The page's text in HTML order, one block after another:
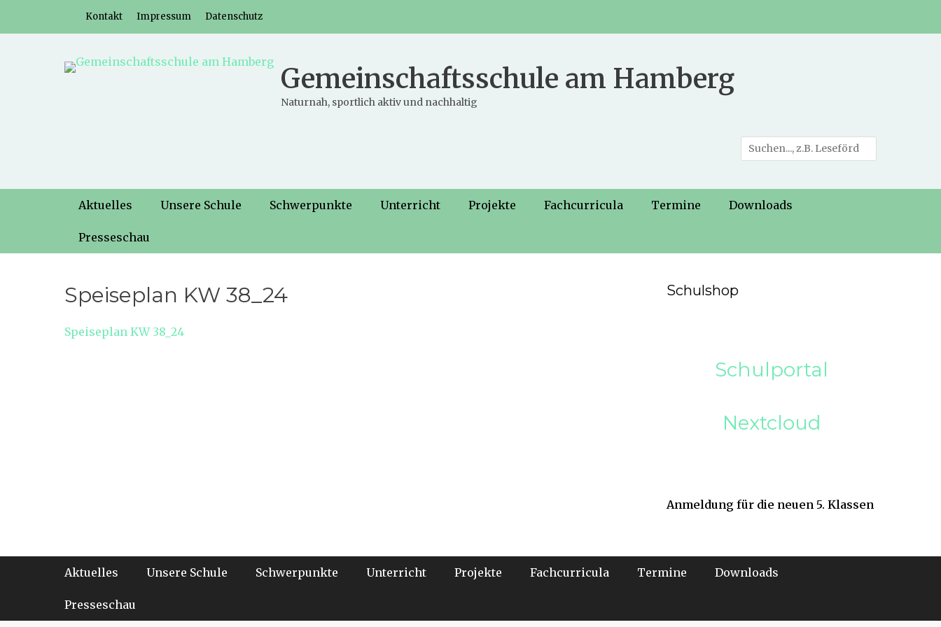
Header-Menü
Weiter
Kontakt Impressum Datenschutz
Gemeinschaftsschule am Hamberg
Naturnah, sportlich aktiv und nachhaltig
Suche
nach:
Hauptmenü
Weiter
Inhalt
Aktuelles Unsere Schule Schwerpunkte Unterricht Projekte Fachcurricula Termine Downloads
Presseschau
Speiseplan KW 38_24
Speiseplan KW 38_24
Schulshop
Schulportal
Nextcloud
Anmeldung für die neuen 5. Klassen
Footer-Menü
Weiter
Inhalt
Aktuelles Unsere Schule Schwerpunkte Unterricht Projekte Fachcurricula Termine Downloads
Presseschau